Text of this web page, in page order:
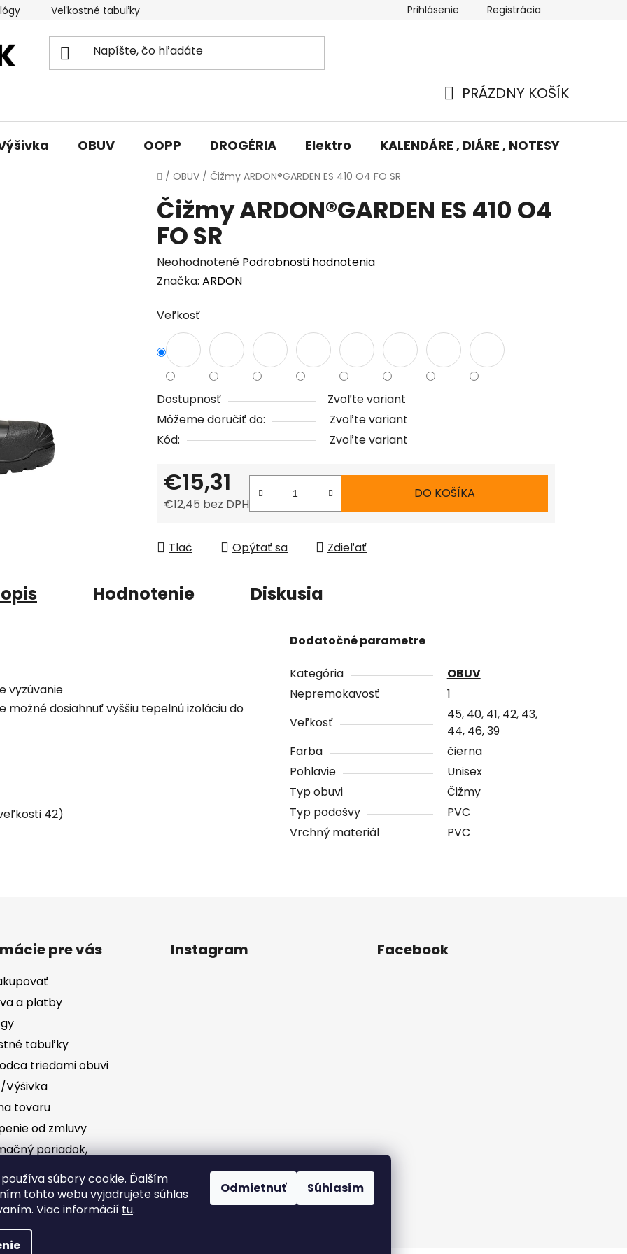
súbory cookie. Ďalším
tohto webu vyjadrujete súhlas
Viac informácií tu.
Odmietnuť Súhlasím
Veľkostné tabuľky Výmena tovaru Odstúpenie od
Prihlásenie Registrácia
KOŠÍK
PRÁZDNY KOŠÍK
OBUV OOPP DROGÉRIA Elektro KALENDÁRE , DIÁRE , NOTESY
Domov
/ OBUV / Čižmy ARDON®GARDEN ES 410 O4 FO SR
Čižmy ARDON®GARDEN ES 410 O4
FO SR
Priemerné
hodnotenie
je
0,0
z
hviezdičiek.
Neohodnotené Podrobnosti hodnotenia
Značka: ARDON
Veľkosť
Dostupnosť
Zvoľte variant
Môžeme doručiť do:
Zvoľte variant
Kód:
Zvoľte variant
€15,31
€12,45 bez DPH
DO KOŠÍKA
Tlač Opýtať sa Zdieľať
Hodnotenie Diskusia
vyzúvanie
možné dosiahnuť vyššiu tepelnú izoláciu do
42)
Dodatočné parametre
Kategória
OBUV
Nepremokavosť
1
Veľkosť
45, 40, 41, 42, 43,
44, 46, 39
Farba
čierna
Pohlavie
Unisex
Typ obuvi
Čižmy
Typ podošvy
PVC
Vrchný materiál
PVC
pre vás
a platby
tabuľky
triedami obuvi
tovaru
od zmluvy
poriadok,
podmienky
Instagram
Sledovať na Instagrame
Facebook